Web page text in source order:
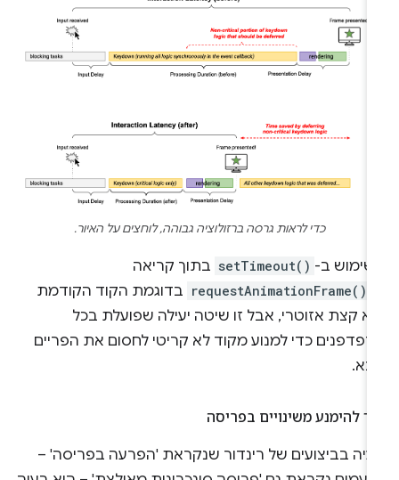
כדי לראות גרסה ברזולוציה גבוהה, לוחצים על האיור.
ב- setTimeout() בתוך קריאה
requestAnimationFrame() בדוגמת הקוד הקודמת
קצת אזוטרי, אבל זו שיטה יעילה שפועלת בכל
כדי למנוע מקוד לא קריטי לחסום את הפריים
להימנע משינויים בפריסה
בביצועים של רינדור שנקראת 'הפרעה בפריסה' –